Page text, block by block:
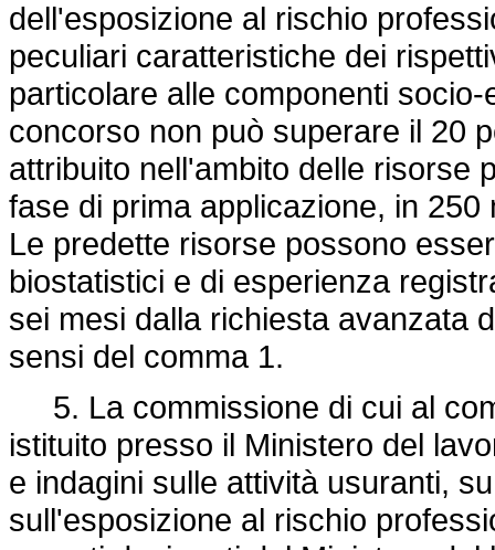
dell'esposizione al rischio
peculiari caratteristiche dei
particolare alle componenti
concorso non può superare il 20
attribuito nell'ambito delle risorse
fase di prima applicazione, in
Le predette risorse possono
biostatistici e di esperienza
sei mesi dalla richiesta avanzata
sensi del comma 1.
5. La commissione di cui al
istituito presso il Ministero del
e indagini sulle attività usuranti,
sull'esposizione al rischio